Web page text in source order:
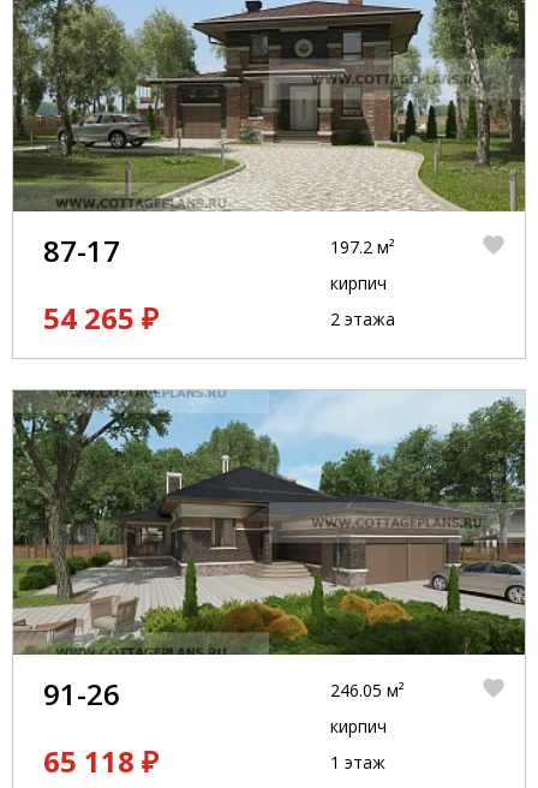
87-17
54 265 ₽
197.2 м²
кирпич
2 этажа
91-26
65 118 ₽
246.05 м²
кирпич
1 этаж